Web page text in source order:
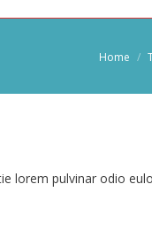
You are
Home
lorem pulvinar odio